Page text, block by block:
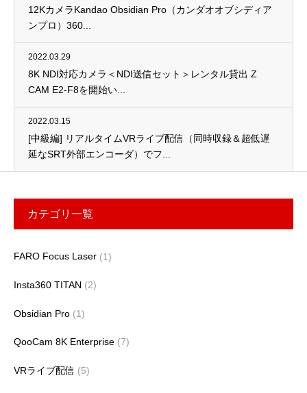
12KカメラKandao Obsidian Pro（カンダオオブシディア
ンプロ）360...
2022.03.29
8K NDI対応カメラ＜NDI送信セット＞レンタル貸出 Z
CAM E2-F8を開始い...
2022.03.15
[中級編] リアルタイムVRライブ配信（同時収録＆超低遅
延なSRT外部エンコーダ）でフ...
カテゴリ一覧
FARO Focus Laser (1)
Insta360 TITAN (2)
Obsidian Pro (1)
QooCam 8K Enterprise (7)
VRライブ配信 (5)